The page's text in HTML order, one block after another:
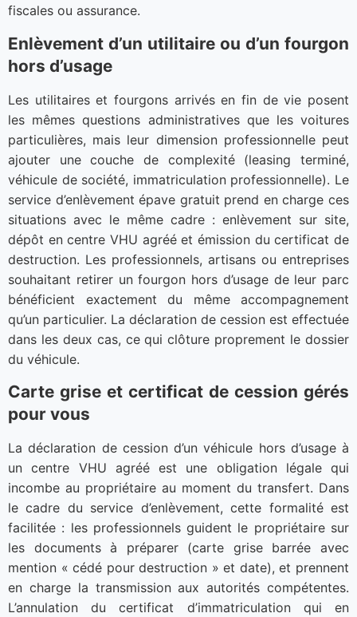
fiscales ou assurance.
Enlèvement d’un utilitaire ou d’un fourgon
hors d’usage
Les utilitaires et fourgons arrivés en fin de vie posent
les mêmes questions administratives que les voitures
particulières, mais leur dimension professionnelle peut
ajouter une couche de complexité (leasing terminé,
véhicule de société, immatriculation professionnelle). Le
service d’enlèvement épave gratuit prend en charge ces
situations avec le même cadre : enlèvement sur site,
dépôt en centre VHU agréé et émission du certificat de
destruction. Les professionnels, artisans ou entreprises
souhaitant retirer un fourgon hors d’usage de leur parc
bénéficient exactement du même accompagnement
qu’un particulier. La déclaration de cession est effectuée
dans les deux cas, ce qui clôture proprement le dossier
du véhicule.
Carte grise et certificat de cession gérés
pour vous
La déclaration de cession d’un véhicule hors d’usage à
un centre VHU agréé est une obligation légale qui
incombe au propriétaire au moment du transfert. Dans
le cadre du service d’enlèvement, cette formalité est
facilitée : les professionnels guident le propriétaire sur
les documents à préparer (carte grise barrée avec
mention « cédé pour destruction » et date), et prennent
en charge la transmission aux autorités compétentes.
L’annulation du certificat d’immatriculation qui en